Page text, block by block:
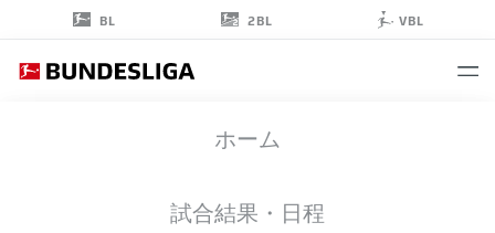
BL 2BL VBL
ホーム
試合結果・日程